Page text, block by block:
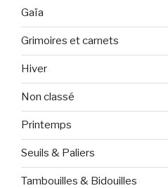
Gaïa
Grimoires et carnets
Hiver
Non classé
Printemps
Seuils & Paliers
Tambouilles & Bidouilles